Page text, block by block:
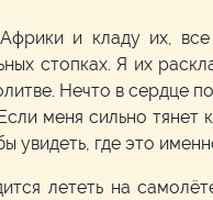
и кладу их,
стопках. Я их
Нечто в сердце
меня сильно
увидеть, где это
лететь на